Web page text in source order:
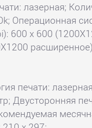
лазерная;
Операционная
600 x 600
печати:
Двусторонняя